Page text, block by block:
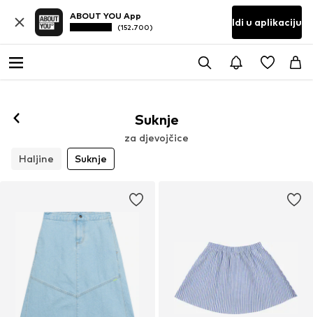
ABOUT YOU App
(152.700) Idi u aplikaciju
Suknje
za djevojčice
Haljine
Suknje